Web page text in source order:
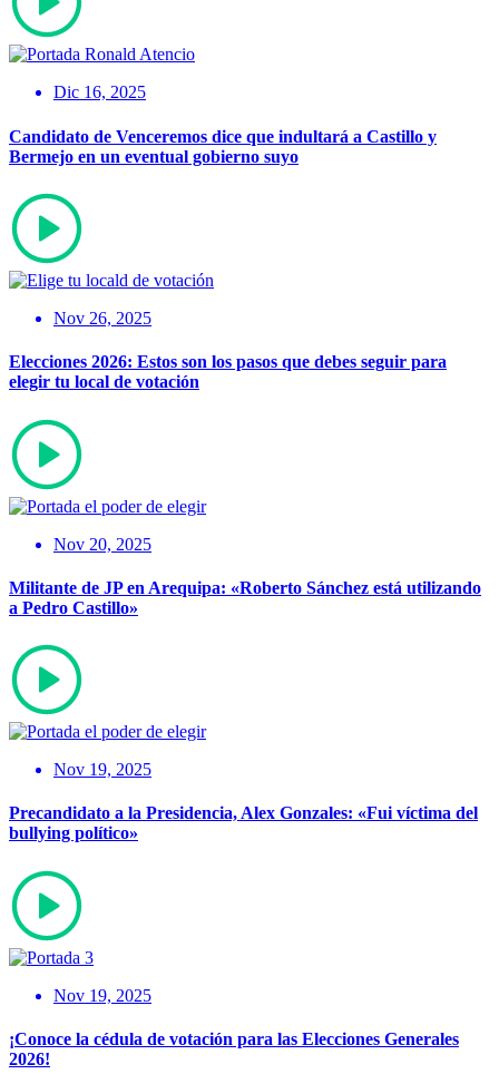
Dic 16, 2025
Candidato de Venceremos dice que indultará a Castillo y
Bermejo en un eventual gobierno suyo
Nov 26, 2025
Elecciones 2026: Estos son los pasos que debes seguir para
elegir tu local de votación
Nov 20, 2025
Militante de JP en Arequipa: «Roberto Sánchez está utilizando
a Pedro Castillo»
Nov 19, 2025
Precandidato a la Presidencia, Alex Gonzales: «Fui víctima del
bullying político»
Nov 19, 2025
¡Conoce la cédula de votación para las Elecciones Generales
2026!